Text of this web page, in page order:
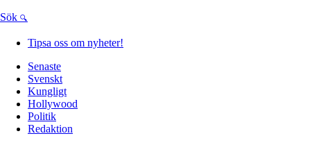
Sök
Tipsa oss om nyheter!
Senaste
Svenskt
Kungligt
Hollywood
Politik
Redaktion